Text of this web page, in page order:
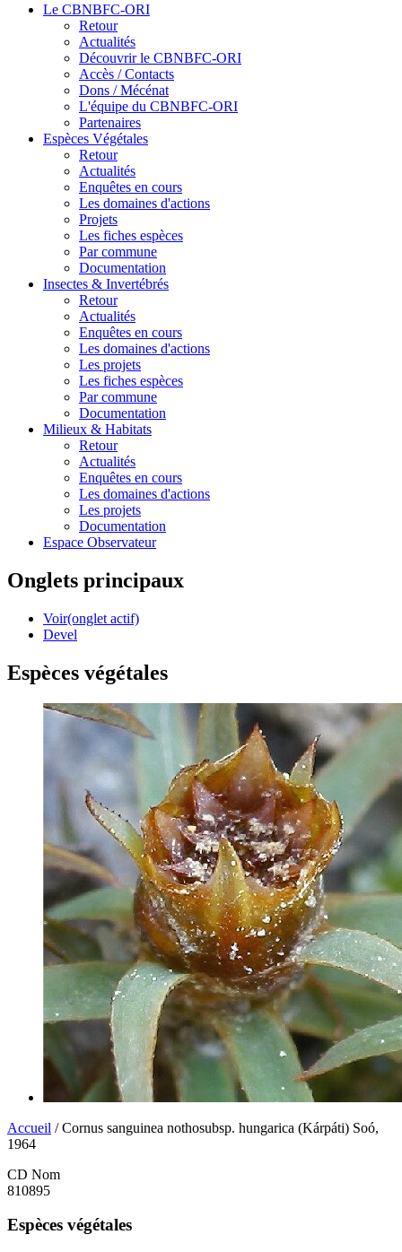
Le CBNBFC-ORI
Retour
Actualités
Découvrir le CBNBFC-ORI
Accès / Contacts
Dons / Mécénat
L'équipe du CBNBFC-ORI
Partenaires
Espèces Végétales
Retour
Actualités
Enquêtes en cours
Les domaines d'actions
Projets
Les fiches espèces
Par commune
Documentation
Insectes & Invertébrés
Retour
Actualités
Enquêtes en cours
Les domaines d'actions
Les projets
Les fiches espèces
Par commune
Documentation
Milieux & Habitats
Retour
Actualités
Enquêtes en cours
Les domaines d'actions
Les projets
Documentation
Espace Observateur
Onglets principaux
Voir(onglet actif)
Devel
Espèces végétales
Accueil / Cornus sanguinea nothosubsp. hungarica (Kárpáti) Soó,
1964
CD Nom
810895
Espèces végétales